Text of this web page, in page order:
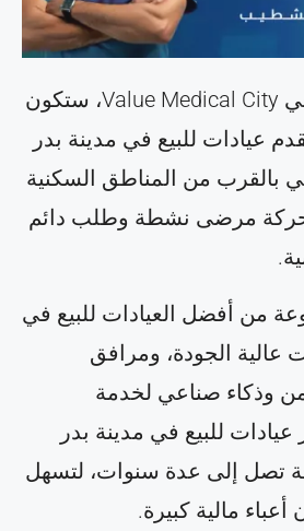
من خلال تواجدك في Value Medical City، ستكون
عيادات للبيع في مدينة بدر
بالقرب من المناطق السكنية
حركة مرضى نشطة وطلب دائم
من أفضل العيادات للبيع في
عالية الجودة، ومرافق
وذكاء صناعي لخدمة
للبيع في مدينة بدر
تصل إلى عدة سنوات، لتسهل
مالية كبيرة.